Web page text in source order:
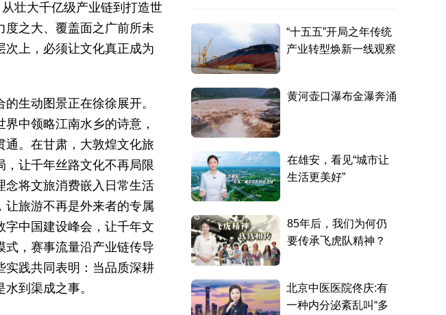
壮大千亿级产业链到打造世
之大、覆盖面之广前所未
上，必须让文化真正成为
生动图景正在徐徐展开。
中领略江南水乡的诗意，
。在甘肃，大敦煌文化旅
让千年丝路文化不再局限
念将文旅消费嵌入日常生活
让旅游不再是外来者的专属
中国建设峰会，让千年文
，赛事流量沿产业链传导
实践共同表明：当品质深耕
到渠成之事。